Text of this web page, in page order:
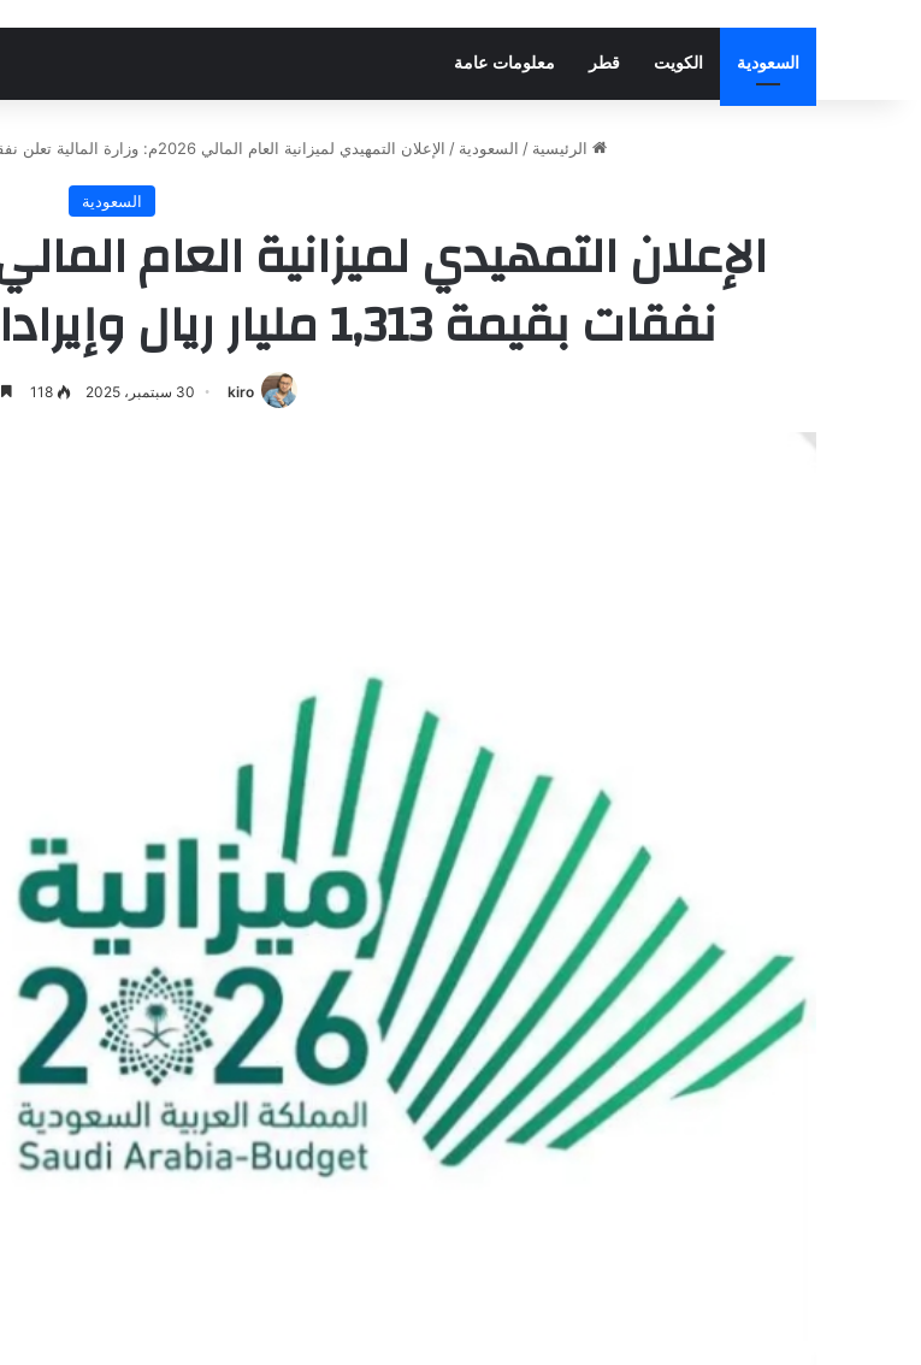
السعودية الكويت قطر معلومات عامة
الرئيسية / السعودية / الإعلان التمهيدي لميزانية العام المالي 2026م: وزارة المالية تعلن نفقات بقيمة 1,313 مليار ريال وإيرادات بقيمة 1,147 مليار ريال
السعودية
نفقات بقيمة 1,313 مليار ريال وإيرادات بقيمة 1,147 مليار ريال
kiro 30 سبتمبر، 2025 118